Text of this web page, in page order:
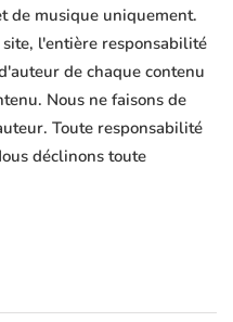
de musique uniquement.
l'entière responsabilité
de chaque contenu
Nous ne faisons de
Toute responsabilité
déclinons toute